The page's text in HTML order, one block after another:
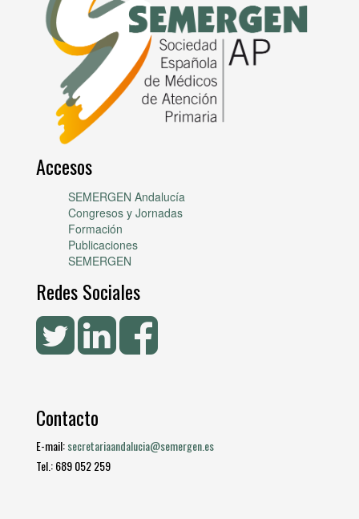
Accesos
SEMERGEN Andalucía
Congresos y Jornadas
Formación
Publicaciones
SEMERGEN
Redes Sociales
Contacto
E-mail:secretariaandalucia@semergen.es
Tel.: 689 052 259